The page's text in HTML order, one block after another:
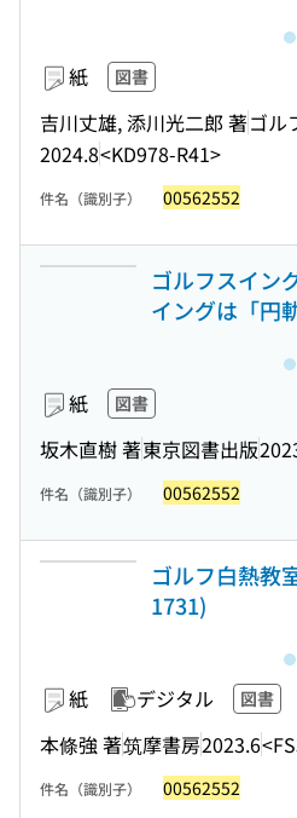
紙 図書
吉川丈雄, 添川光二郎 著ゴル
2024.8<KD978-R41>
件名（識別子） 00562552
ゴルフスイン
イングは「円
紙 図書
坂木直樹 著東京図書出版
件名（識別子） 00562552
ゴルフ白熱教
1731)
紙 デジタル 図書
本條強 著筑摩書房2023.6
件名（識別子） 00562552